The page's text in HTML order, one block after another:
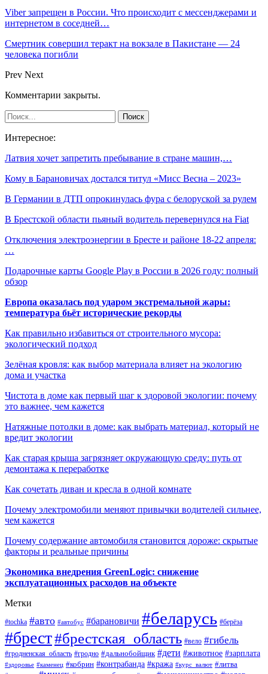
Viber запрещен в России. Что происходит с мессенджерами и
интернетом в соседней…
Смертник совершил теракт на вокзале в Пакистане — 24
человека погибли
Prev Next
Комментарии закрыты.
Интересное:
Латвия хочет запретить пребывание в стране машин,…
Кому в Барановичах достался титул «Мисс Весна – 2023»
В Германии в ДТП опрокинулась фура с белоруской за рулем
В Брестской области пьяный водитель перевернулся на Fiat
Отключения электроэнергии в Бресте и районе 18-22 апреля:
…
Подарочные карты Google Play в России в 2026 году: полный
обзор
Европа оказалась под ударом экстремальной жары:
температура бьёт исторические рекорды
Как правильно избавиться от строительного мусора:
экологический подход
Зелёная кровля: как выбор материала влияет на экологию
дома и участка
Чистота в доме как первый шаг к здоровой экологии: почему
это важнее, чем кажется
Натяжные потолки в доме: как выбрать материал, который не
вредит экологии
Как старая крыша загрязняет окружающую среду: путь от
демонтажа к переработке
Как сочетать диван и кресла в одной комнате
Почему электромобили меняют привычки водителей сильнее,
чем кажется
Почему содержание автомобиля становится дороже: скрытые
факторы и реальные причины
Экономика внедрения GreenLogic: снижение
эксплуатационных расходов на объекте
Метки
#tochka #авто #автобус #барановичи #беларусь #берёза
#брест#брестская_область #вело #гибель
#гродненская_область #гродно #дальнобойщик #дети #животное #зарплата
#здоровье #каменец #кобрин #контрабанда #кража #курс_валют #литва